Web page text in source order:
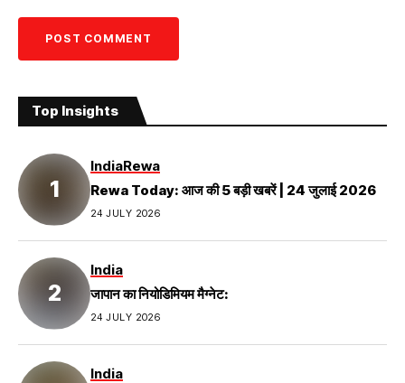
Top Insights
IndiaRewa
Rewa Today: आज की 5 बड़ी खबरें | 24 जुलाई 2026
24 JULY 2026
India
जापान का नियोडिमियम मैग्नेट:
24 JULY 2026
India